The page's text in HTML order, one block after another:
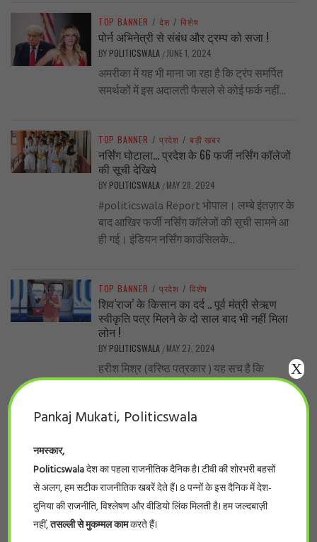
TOP BANNER / देश / विशेष
पोर्न अभिनेत्री से संबंध और ट्रम्प को सजा !
BY POLITICSWALA / JUNE 1, 2024
अमरीका में यह भी माना जा रहा है कि ट्रंप समर्पित
समर्थकों में इस अदालती फैसले से कोई फर्क नहीं...
TOP BANNER / प्रदेश / बड़ी खबर
नर्सिंग घोटाला… प्रदेश के 66 फर्जी नर्सिंग कॉलेजों
की सूची देखिये
BY POLITICSWALA / MAY 28, 2024
#politicswala Report भोपाल। लम्बे इंतज़ार के
बाद आखिर फर्जी नर्सिंग कॉलेजों की सूची सामने आ
ही गई। इंडियन नर्सिंग काउंसिलके...
TOP BANNER / प्रदेश / विशेष
शिव’राज’ के किसान का दर्द .. पूर्व मंत्री सेऋण
स्वीकृति पत्र मिलने के दो साल बाद भी नहीं मिला
लोन !
BY POLITICSWALA / MAY 27, 2024
हरीश मिश्र (वरिष्ठ पत्रकार ) यह सच है कि
शिवराज सरकार में लाखों-करोड़ों रुपए योजनाओं के
..नीट का पर्चा एनडीए वाले राज्यों में ही आऊट क्यों?
BYPOLITICSWALA/MAY 19, 2024
-सुनील कुमार भारत के सरकारी और निजी मेडिकल
कॉलेजों में दाखिले के लिए होने वाले इम्तिहान, नीट,
Pankaj Mukati, Politicswala
नमस्कार,
Politicswalaदेश का पहला राजनीतिक दैनिक है। टीवी की शोरभरी बहसों
से अलग, हम सटीक राजनीतिक खबरें देते हैं। 8 पन्नों के इस दैनिक में देश-
दुनिया की राजनीति, विश्लेषण और वीडियो लिंक मिलती है। हम जल्दबाज़ी
नहीं,तसल्ली से मुकम्मल कामकरते हैं।
X